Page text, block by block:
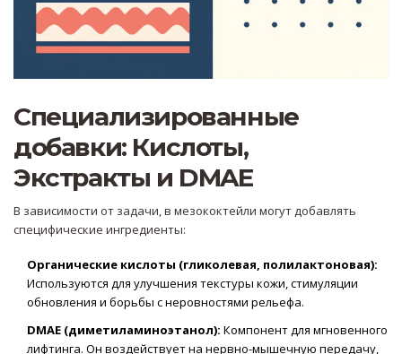
Специализированные
добавки: Кислоты,
Экстракты и DMAE
В зависимости от задачи, в мезококтейли могут добавлять
специфические ингредиенты:
Органические кислоты (гликолевая, полилактоновая):
Используются для улучшения текстуры кожи, стимуляции
обновления и борьбы с неровностями рельефа.
DMAE (диметиламиноэтанол): Компонент для мгновенного
лифтинга. Он воздействует на нервно-мышечную передачу,